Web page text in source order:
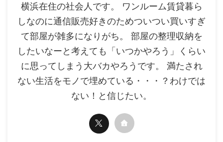
横浜在住の社会人です。 ワンルーム賃貸暮ら
しなのに通信販売好きのためついつい買いすぎ
て部屋が雑多になりがち。 部屋の整理収納を
したいなーと考えても「いつかやろう」くらい
に思ってしまう大バカやろうです。 満たされ
ない生活をモノで埋めている・・・？わけでは
ない！と信じたい。